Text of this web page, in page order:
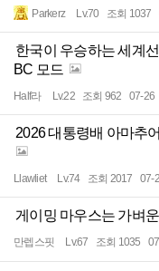
Parkerz Lv.70 조회 1037
한국이 우승하는 세계
BC 모드
Half라 Lv.22 조회 962 07-26
2026 대통령배 아마추
Llawliet Lv.74 조회 2017 07-
게이밍 마우스는 가벼
만렙스핏 Lv.67 조회 1035